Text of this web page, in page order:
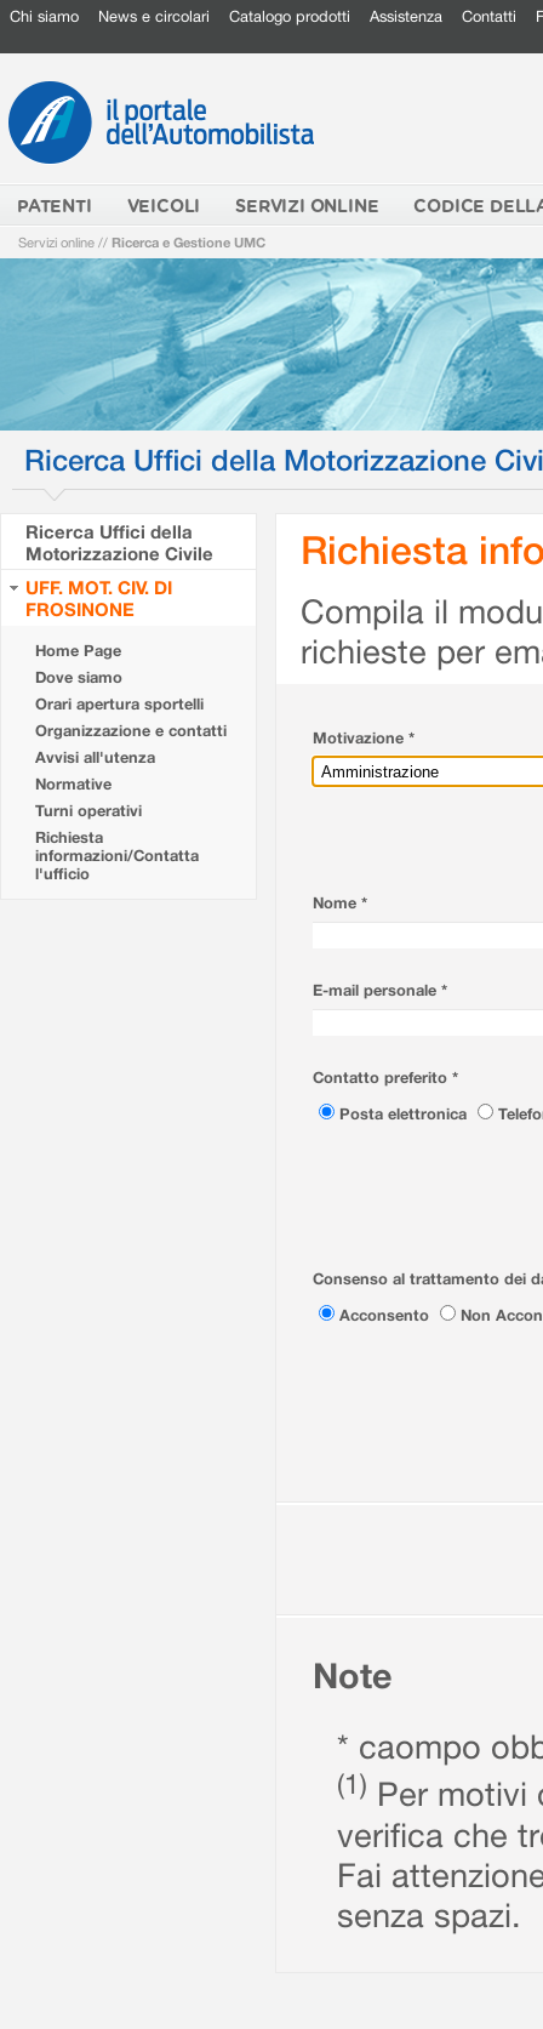
Chi siamo News e circolari Catalogo prodotti Assistenza Contatti
PATENTI VEICOLI SERVIZI ONLINE CODICE
Servizi online // Ricerca e Gestione UMC
Ricerca Uffici della Motorizzazione
Ricerca Uffici della
Motorizzazione Civile
UFF. MOT. CIV. DI
FROSINONE
Home Page
Dove siamo
Orari apertura sportelli
Organizzazione e contatti
Avvisi all'utenza
Normative
Turni operativi
Richiesta
informazioni/Contatta
l'ufficio
Richiesta
Compila il
richieste per
Motivazione *
Nome *
E-mail personale *
Contatto preferito *
Posta elettronica
Consenso al trattamento dei
Acconsento
Non
Note
* caompo
(1) Per motivi
verifica che
Fai
senza spazi.